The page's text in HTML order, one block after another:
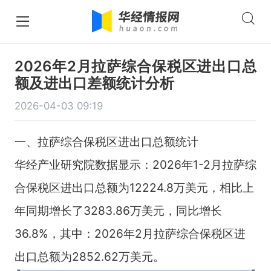
2026年2月拉萨综合保税区进出口总
额及进出口差额统计分析
2026-04-03 09:19
一、拉萨综合保税区进出口总额统计
华经产业研究院数据显示：2026年1-2月拉萨综
合保税区进出口总额为12224.8万美元，相比上
年同期增长了3283.86万美元，同比增长
36.8%，其中：2026年2月拉萨综合保税区进
出口总额为2852.62万美元。